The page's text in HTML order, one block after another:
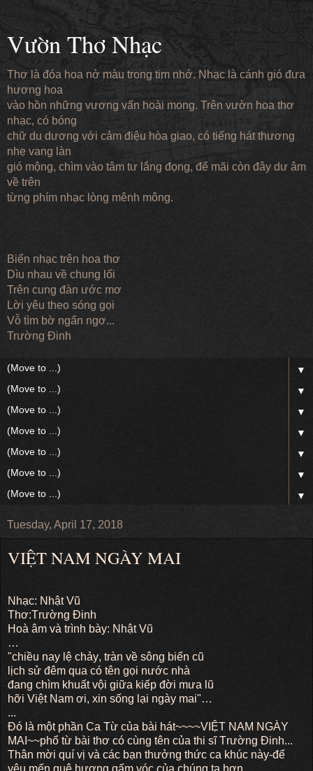
Vườn Thơ Nhạc
Thơ là đóa hoa nở màu trong tim nhớ. Nhạc là cánh gió đưa
hương hoa
vào hồn những vương vấn hoài mong. Trên vườn hoa thơ
nhạc, có bóng
chữ du dương với cảm điệu hòa giao, có tiếng hát thương
nhẹ vang làn
gió mộng, chìm vào tâm tư lắng đọng, để mãi còn đây dư âm
về trên
từng phím nhạc lòng mênh mông.
Biển nhạc trên hoa thơ
Dìu nhau về chung lối
Trên cung đàn ước mơ
Lời yêu theo sóng gọi
Vỗ tìm bờ ngẩn ngơ...
Trường Đinh
▼
▼
▼
▼
▼
▼
▼
Tuesday, April 17, 2018
VIỆT NAM NGÀY MAI
Nhạc: Nhật Vũ
Thơ:Trường Đinh
Hoà âm và trình bày: Nhật Vũ
…
"chiều nay lệ chảy, tràn về sông biển cũ
lịch sử đêm qua có tên gọi nước nhà
đang chìm khuất vội giữa kiếp đời mưa lũ
hỡi Việt Nam ơi, xin sống lại ngày mai"…
...
Đó là một phần Ca Từ của bài hát~~~~VIỆT NAM NGÀY
MAI~~phổ từ bài thơ có cùng tên của thi sĩ Trường Đinh...
Thân mời quí vị và các bạn thưởng thức ca khúc này-để
yêu mến quê hương gấm vóc của chúng ta hơn...